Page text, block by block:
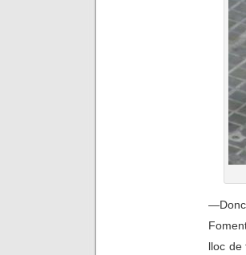
—
lloc de